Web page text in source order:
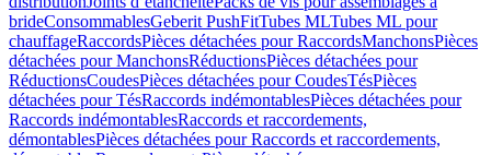
brideConsommablesGeberit PushFitTubes MLTubes ML pour
chauffageRaccordsPièces détachées pour RaccordsManchonsPièces
détachées pour ManchonsRéductionsPièces détachées pour
RéductionsCoudesPièces détachées pour CoudesTésPièces
détachées pour TésRaccords indémontablesPièces détachées pour
Raccords indémontablesRaccords et raccordements,
démontablesPièces détachées pour Raccords et raccordements,